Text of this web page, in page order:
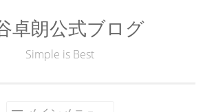
卓朗公式ブログ
Simple is Best